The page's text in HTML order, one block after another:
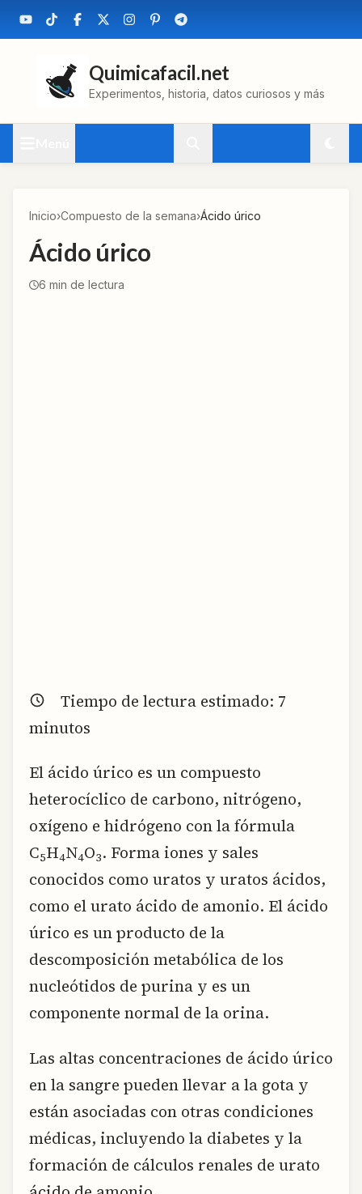
Quimicafacil.net
Experimentos, historia, datos curiosos y más
Inicio›Compuesto de la semana›Ácido úrico
Ácido úrico
6 min de lectura
Tiempo de lectura estimado: 7
minutos
El ácido úrico es un compuesto
heterocíclico de carbono, nitrógeno,
oxígeno e hidrógeno con la fórmula
C5H4N4O3. Forma iones y sales
conocidos como uratos y uratos ácidos,
como el urato ácido de amonio. El ácido
úrico es un producto de la
descomposición metabólica de los
nucleótidos de purina y es un
componente normal de la orina.
Las altas concentraciones de ácido úrico
en la sangre pueden llevar a la gota y
están asociadas con otras condiciones
médicas, incluyendo la diabetes y la
formación de cálculos renales de urato